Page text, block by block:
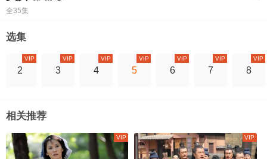
全35集
选集
2
VIP
3
VIP
4
VIP
5
VIP
6
VIP
7
VIP
8
VIP
相关推荐